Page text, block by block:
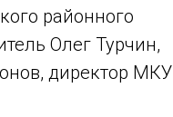
районного
Олег Турчин,
директор МКУ